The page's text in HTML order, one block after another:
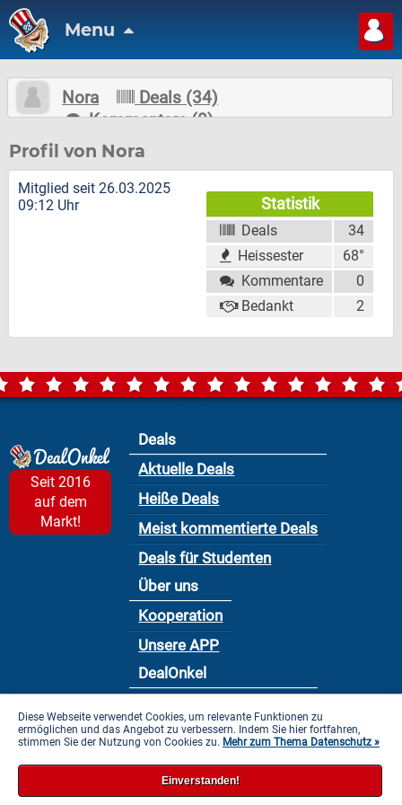
Menu
Nora
Deals (34)
Kommentare (0)
Nachricht schreiben
Profil von Nora
Statistik
Deals
34
Heissester
68°
Kommentare
0
Bedankt
2
Mitglied seit 26.03.2025
09:12 Uhr
Seit 2016
auf dem
Markt!
Deals
Aktuelle Deals
Heiße Deals
Meist kommentierte Deals
Deals für Studenten
Über uns
Kooperation
Unsere APP
DealOnkel
Datenschutzbestimmung
Impressum
Diese Webseite verwendet Cookies, um relevante Funktionen zu
ermöglichen und das Angebot zu verbessern. Indem Sie hier fortfahren,
stimmen Sie der Nutzung von Cookies zu. Mehr zum Thema Datenschutz »